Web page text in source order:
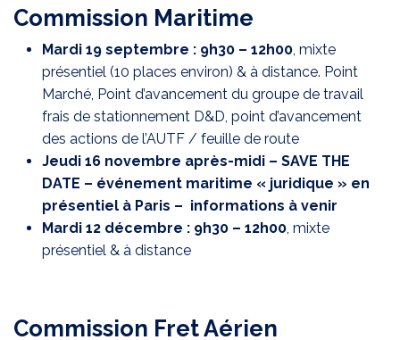
Commission Maritime
Mardi 19 septembre : 9h30 – 12h00 , mixte
présentiel (10 places environ) & à distance. Point
Marché, Point d’avancement du groupe de travail
frais de stationnement D&D, point d’avancement
des actions de l’AUTF / feuille de route
Jeudi 16 novembre après-midi – SAVE THE
DATE – événement maritime « juridique » en
présentiel à Paris – informations à venir
Mardi 12 décembre : 9h30 – 12h00 , mixte
présentiel & à distance
Commission Fret Aérien